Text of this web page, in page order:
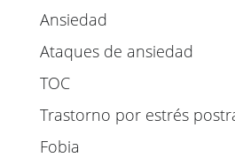
Ansiedad
Ataques de ansiedad
TOC
Trastorno por estrés
Fobia